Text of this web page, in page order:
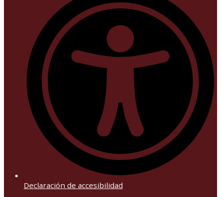
Declaración de accesibilidad